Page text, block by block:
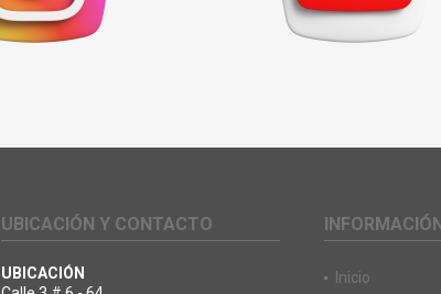
UBICACIÓN Y CONTACTO
UBICACIÓN
Inicio